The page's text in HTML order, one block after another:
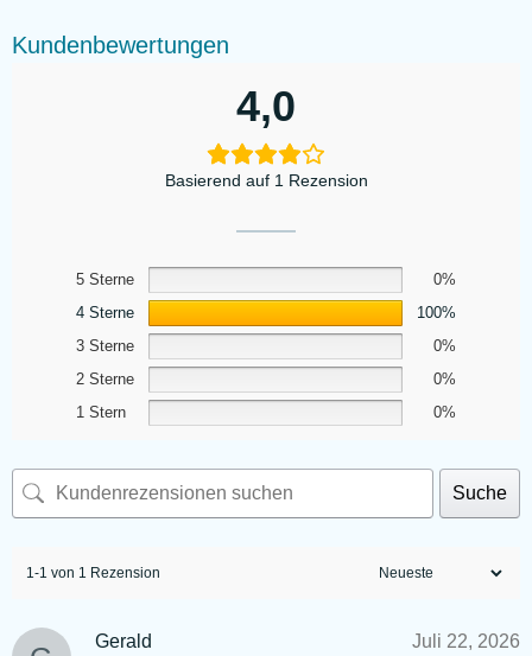
Kundenbewertungen
4,0
Basierend auf 1 Rezension
5 Sterne
0%
4 Sterne
100%
3 Sterne
0%
2 Sterne
0%
1 Stern
0%
Suche
1-1 von 1 Rezension
Gerald Juli 22, 2026